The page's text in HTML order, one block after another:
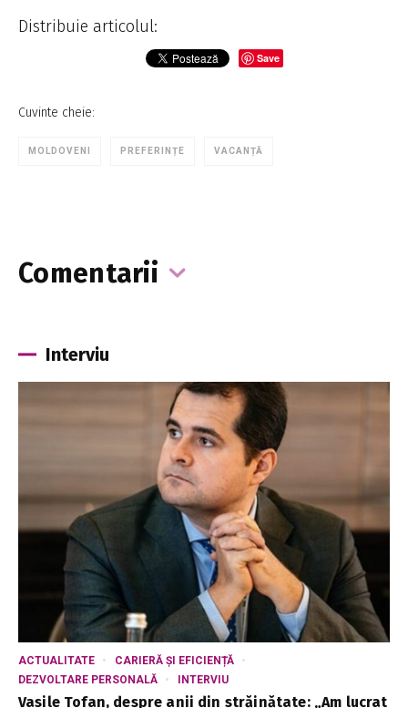
Distribuie articolul:
Save
Cuvinte cheie:
MOLDOVENI PREFERINȚE VACANȚĂ
Comentarii
Interviu
ACTUALITATE
CARIERĂ ȘI EFICIENȚĂ
DEZVOLTARE PERSONALĂ
INTERVIU
Vasile Tofan, despre anii din străinătate: „Am lucrat